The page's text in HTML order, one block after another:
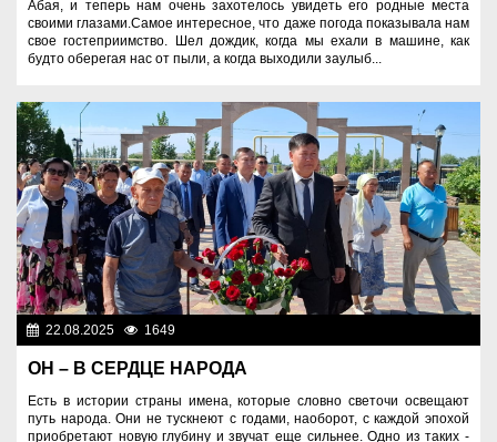
Абая, и теперь нам очень захотелось увидеть его родные места
своими глазами.Самое интересное, что даже погода показывала нам
свое гостеприимство. Шел дождик, когда мы ехали в машине, как
будто оберегая нас от пыли, а когда выходили заулыб...
22.08.2025 1649
ОН – В СЕРДЦЕ НАРОДА
Есть в истории страны имена, которые словно светочи освещают
путь народа. Они не тускнеют с годами, наоборот, с каждой эпохой
приобретают новую глубину и звучат еще сильнее. Одно из таких -